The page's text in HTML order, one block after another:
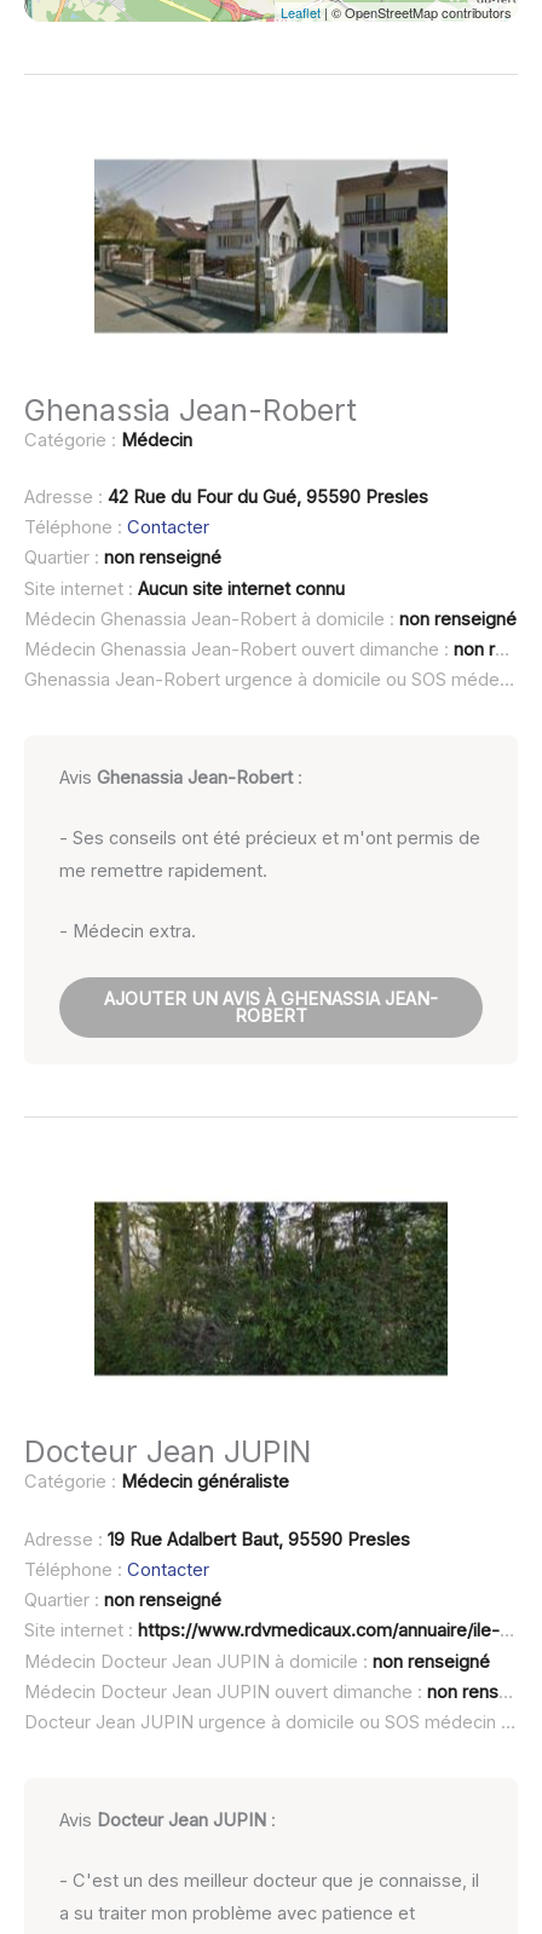
Leaflet | © OpenStreetMap contributors
Ghenassia Jean-Robert
Catégorie : Médecin
Adresse : 42 Rue du Four du Gué, 95590 Presles
Téléphone : Contacter
Quartier : non renseigné
Site internet : Aucun site internet connu
Médecin Ghenassia Jean-Robert à domicile : non renseigné
Médecin Ghenassia Jean-Robert ouvert dimanche : non renseigné
Ghenassia Jean-Robert urgence à domicile ou SOS médecin :
AvisGhenassia Jean-Robert:
- Ses conseils ont été précieux et m'ont permis de
me remettre rapidement.
- Médecin extra.
AJOUTER UN AVIS À GHENASSIA JEAN-
ROBERT
Docteur Jean JUPIN
Catégorie : Médecin généraliste
Adresse : 19 Rue Adalbert Baut, 95590 Presles
Téléphone : Contacter
Quartier : non renseigné
Site internet : https://www.rdvmedicaux.com/annuaire/ile-de-france/val-d-oise/95590-nerville-la-foret/medecin-generaliste/r9293-jean-jupin
Médecin Docteur Jean JUPIN à domicile : non renseigné
Médecin Docteur Jean JUPIN ouvert dimanche : non renseigné
Docteur Jean JUPIN urgence à domicile ou SOS médecin :
Avis Docteur Jean JUPIN :
- C'est un des meilleur docteur que je connaisse, il
a su traiter mon problème avec patience et